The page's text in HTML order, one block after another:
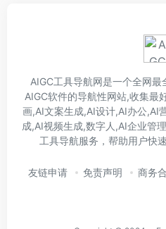
AIGC工具导航网是一个全网最
AIGC软件的导航性网站,收集最
画,AI文案生成,AI设计,AI办公,AI
成,AI视频生成,数字人,AI企业管
工具导航服务，帮助用户快
友链申请 免责声明 商务